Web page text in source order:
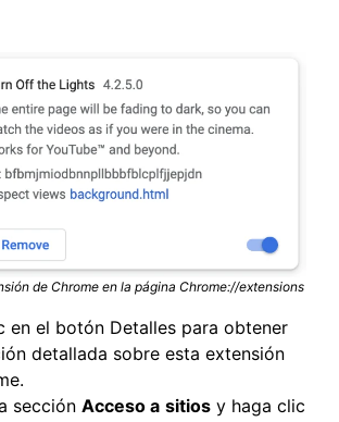
de Chrome en la página Chrome://extensions
en el botón Detalles para obtener
detallada sobre esta extensión
sección Acceso a sitios y haga clic